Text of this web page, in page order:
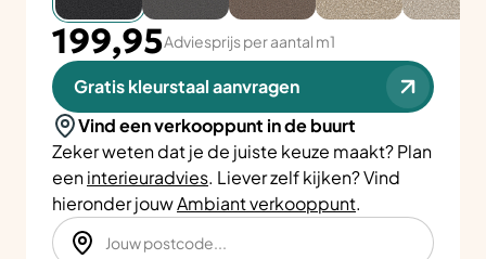
199,95Adviesprijs per aantal m1
Gratis kleurstaal aanvragen
Vind een verkooppunt in de buurt
Zeker weten dat je de juiste keuze maakt? Plan
eeninterieuradvies. Liever zelf kijken? Vind
hieronder jouwAmbiant verkooppunt.